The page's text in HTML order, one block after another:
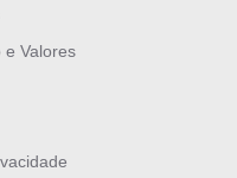
e Valores